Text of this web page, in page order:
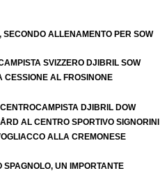
ALLENAMENTO PER SOW
SVIZZERO DJIBRIL SOW
CESSIONE AL FROSINONE
DJIBRIL DOW
AL CENTRO SPORTIVO SIGNORINI
ALLA CREMONESE
UN IMPORTANTE